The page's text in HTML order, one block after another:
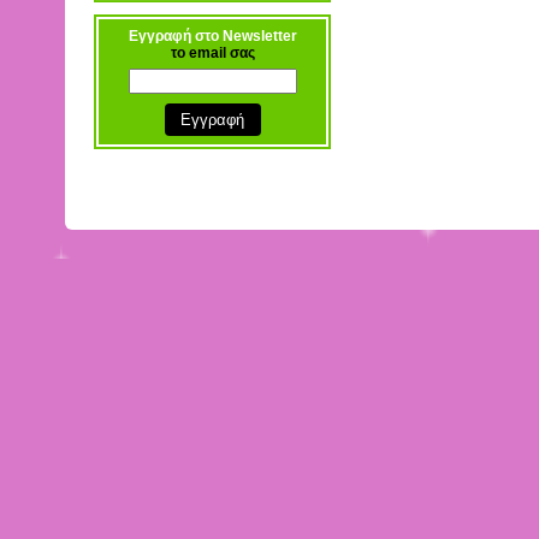
Εγγραφή στο Newsletter
το email σας